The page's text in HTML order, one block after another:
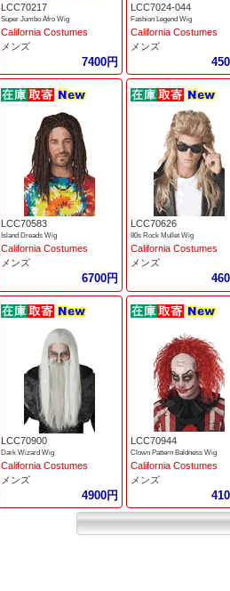
LCC70217
Super Jumbo Afro Wig
California Costumes
メンズ
7400円
LCC7024-044
Fashion Legend Wig
California Costumes
メンズ
LCC70583
Island Dreads Wig
California Costumes
メンズ
6700円
LCC70626
80s Rock Mullet Wig
California Costumes
メンズ
LCC70900
Dark Wizard Wig
California Costumes
メンズ
4900円
LCC70944
Clown Pattern Baldness Wig
California Costumes
メンズ